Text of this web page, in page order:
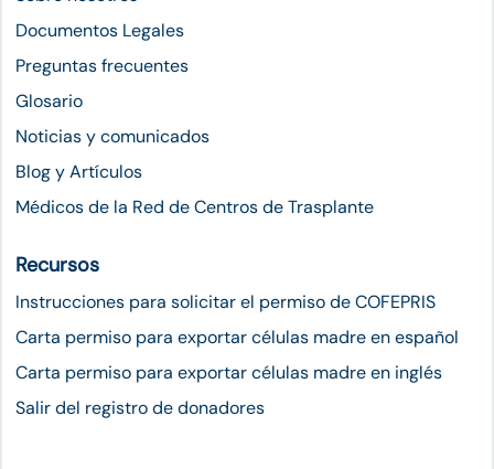
Documentos Legales
Preguntas frecuentes
Glosario
Noticias y comunicados
Blog y Artículos
Médicos de la Red de Centros de Trasplante
Recursos
Instrucciones para solicitar el permiso de COFEPRIS
Carta permiso para exportar células madre en español
Carta permiso para exportar células madre en inglés
Salir del registro de donadores